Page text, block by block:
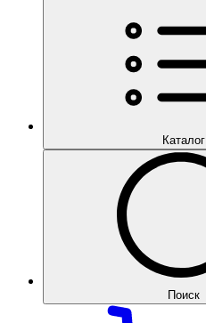
Каталог
Поиск